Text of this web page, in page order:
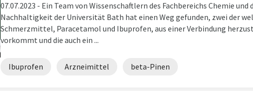
07.07.2023 - Ein Team von Wissenschaftlern des Fachbereichs Chemie
Nachhaltigkeit der Universität Bath hat einen Weg gefunden, zwei der
Schmerzmittel, Paracetamol und Ibuprofen, aus einer Verbindung
vorkommt und die auch ein ...
Ibuprofen Arzneimittel beta-Pinen